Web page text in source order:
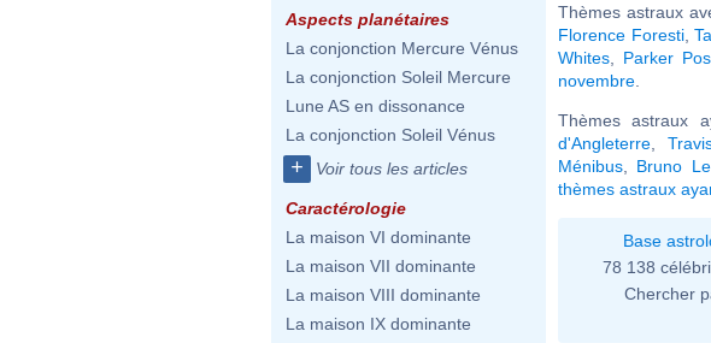
Aspects planétaires
La conjonction Mercure Vénus
La conjonction Soleil Mercure
Lune AS en dissonance
La conjonction Soleil Vénus
+ Voir tous les articles
Caractérologie
La maison VI dominante
La maison VII dominante
La maison VIII dominante
La maison IX dominante
Thèmes astraux
Florence Foresti,
Whites
Parker
novembre
Thèmes astraux
d'Angleterre
Ménibus
Bruno
thèmes astraux
Base
78 138
Chercher